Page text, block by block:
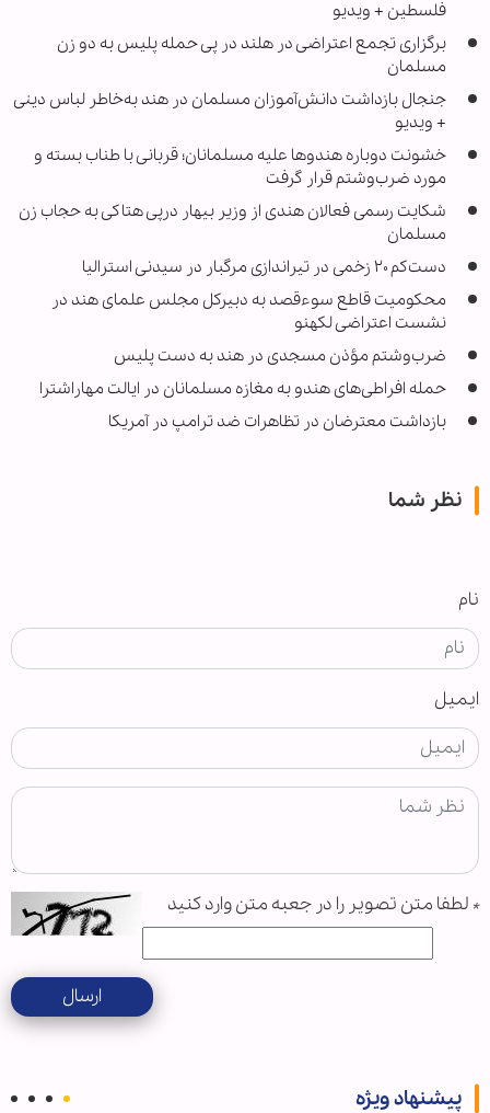
فلسطین + ویدیو
برگزاری تجمع اعتراضی در هلند در پی حمله پلیس به دو زن
مسلمان
جنجال بازداشت دانش‌آموزان مسلمان در هند به‌خاطر لباس دینی
+ ویدیو
خشونت دوباره هندوها علیه مسلمانان؛ قربانی با طناب بسته و
مورد ضرب‌وشتم قرار گرفت
شکایت رسمی فعالان هندی از وزیر بیهار درپی هتاکی به حجاب زن
مسلمان
دست‌کم ۲۰ زخمی در تیراندازی مرگبار در سیدنی استرالیا
محکومیت قاطع سوءقصد به دبیرکل مجلس علمای هند در
نشست اعتراضی لکهنو
ضرب‌وشتم مؤذن مسجدی در هند به دست پلیس
حمله ‌افراطی‌های هندو به مغازه مسلمانان در ایالت مهاراشترا
بازداشت معترضان در تظاهرات ضد ترامپ در آمریکا
نظر شما
نام
ایمیل
* لطفا متن تصویر را در جعبه متن وارد کنید
ارسال
پیشنهاد ویژه